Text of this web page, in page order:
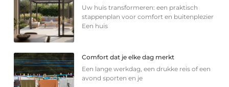
Uw huis transformeren: een praktisch
stappenplan voor comfort en buitenplezier
Een huis
Comfort dat je elke dag merkt
Een lange werkdag, een drukke reis of een
avond sporten en je